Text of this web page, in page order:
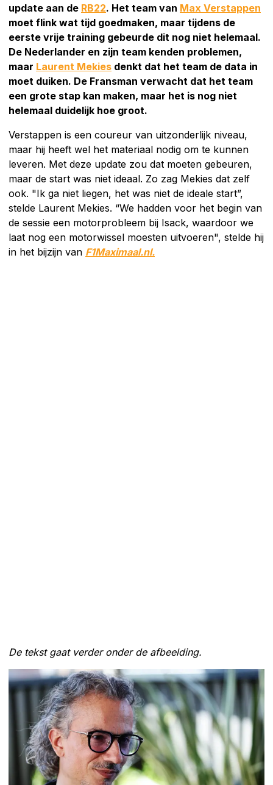
update aan de RB22. Het team van Max Verstappen
moet flink wat tijd goedmaken, maar tijdens de
eerste vrije training gebeurde dit nog niet helemaal.
De Nederlander en zijn team kenden problemen,
maar Laurent Mekies denkt dat het team de data in
moet duiken. De Fransman verwacht dat het team
een grote stap kan maken, maar het is nog niet
helemaal duidelijk hoe groot.
Verstappen is een coureur van uitzonderlijk niveau,
maar hij heeft wel het materiaal nodig om te kunnen
leveren. Met deze update zou dat moeten gebeuren,
maar de start was niet ideaal. Zo zag Mekies dat zelf
ook. "Ik ga niet liegen, het was niet de ideale start”,
stelde Laurent Mekies. “We hadden voor het begin van
de sessie een motorprobleem bij Isack, waardoor we
laat nog een motorwissel moesten uitvoeren", stelde hij
in het bijzijn van F1Maximaal.nl.
De tekst gaat verder onder de afbeelding.